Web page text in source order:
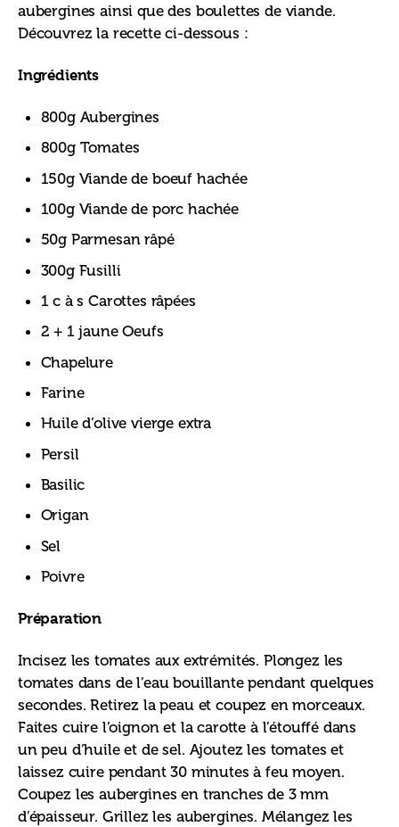
aubergines ainsi que des boulettes de viande.
Découvrez la recette ci-dessous :
Ingrédients
800g Aubergines
800g Tomates
150g Viande de boeuf hachée
100g Viande de porc hachée
50g Parmesan râpé
300g Fusilli
1 c à s Carottes râpées
2 + 1 jaune Oeufs
Chapelure
Farine
Huile d’olive vierge extra
Persil
Basilic
Origan
Sel
Poivre
Préparation
Incisez les tomates aux extrémités. Plongez les
tomates dans de l’eau bouillante pendant quelques
secondes. Retirez la peau et coupez en morceaux.
Faites cuire l’oignon et la carotte à l’étouffé dans
un peu d’huile et de sel. Ajoutez les tomates et
laissez cuire pendant 30 minutes à feu moyen.
Coupez les aubergines en tranches de 3 mm
d’épaisseur. Grillez les aubergines. Mélangez les